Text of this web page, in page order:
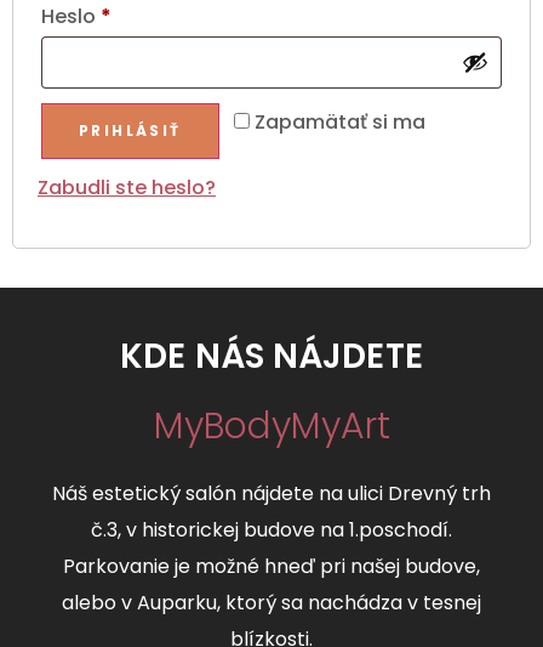
Heslo *
Zapamätať si ma
PRIHLÁSIŤ
Zabudli ste heslo?
KDE NÁS NÁJDETE
MyBodyMyArt
Náš estetický salón nájdete na ulici Drevný trh
č.3, v historickej budove na 1.poschodí.
Parkovanie je možné hneď pri našej budove,
alebo v Auparku, ktorý sa nachádza v tesnej
blízkosti.